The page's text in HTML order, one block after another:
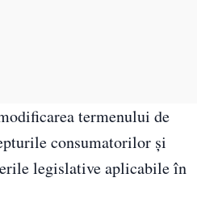
termenului de
consumatorilor și
legislative aplicabile în